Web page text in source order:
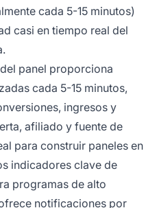
cada 5-15 minutos)
casi en tiempo real del
panel proporciona
cada 5-15 minutos,
ingresos y
afiliado y fuente de
para construir paneles en
indicadores clave de
programas de alto
notificaciones por